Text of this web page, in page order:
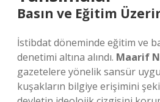
Basın ve Eğitim
İstibdat döneminde eğitim ve
denetimi altına alındı. Maarif
gazetelere yönelik sansür
kuşakların bilgiye erişimini